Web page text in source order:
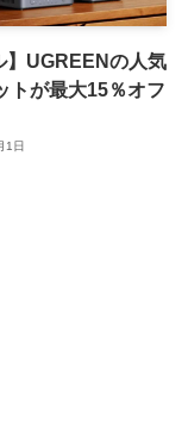
】UGREENの人気
トが最大15％オフ
1日